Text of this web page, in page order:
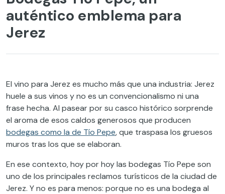
auténtico emblema para
Jerez
El vino para Jerez es mucho más que una industria: Jerez
huele a sus vinos y no es un convencionalismo ni una
frase hecha. Al pasear por su casco histórico sorprende
el aroma de esos caldos generosos que producen
bodegas como la de Tío Pepe, que traspasa los gruesos
muros tras los que se elaboran.
En ese contexto, hoy por hoy las bodegas Tío Pepe son
uno de los principales reclamos turísticos de la ciudad de
Jerez. Y no es para menos: porque no es una bodega al